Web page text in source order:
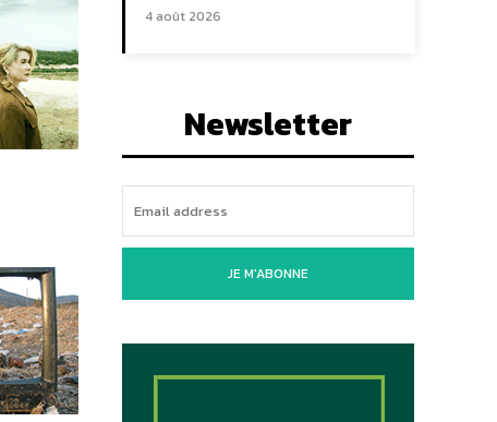
4 août 2026
Newsletter
JE M'ABONNE